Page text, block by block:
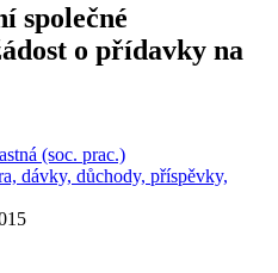
společné
o přídavky na
(soc. prac.)
dávky, důchody, příspěvky,